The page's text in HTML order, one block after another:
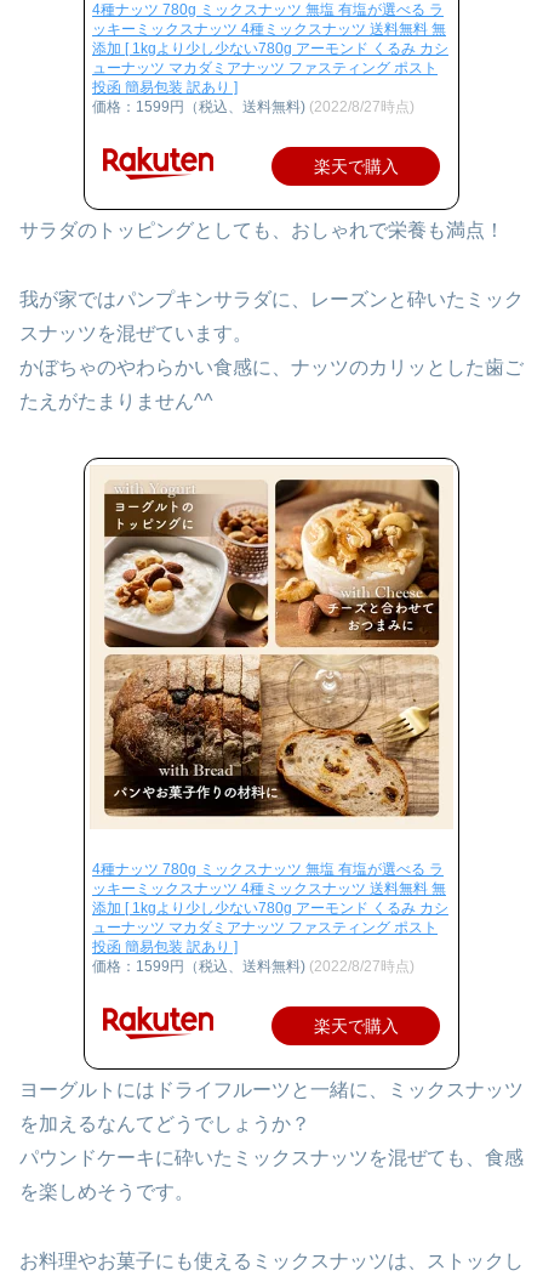
4種ナッツ 780g ミックスナッツ 無塩 有塩が選べる ラ
ッキーミックスナッツ 4種ミックスナッツ 送料無料 無
添加 [ 1kgより少し少ない780g アーモンド くるみ カシ
ューナッツ マカダミアナッツ ファスティング ポスト
投函 簡易包装 訳あり ]
価格：1599円（税込、送料無料) (2022/8/27時点)
楽天で購入
サラダのトッピングとしても、おしゃれで栄養も満点！
我が家ではパンプキンサラダに、レーズンと砕いたミック
スナッツを混ぜています。
かぼちゃのやわらかい食感に、ナッツのカリッとした歯ご
たえがたまりません^^
4種ナッツ 780g ミックスナッツ 無塩 有塩が選べる ラ
ッキーミックスナッツ 4種ミックスナッツ 送料無料 無
添加 [ 1kgより少し少ない780g アーモンド くるみ カシ
ューナッツ マカダミアナッツ ファスティング ポスト
投函 簡易包装 訳あり ]
価格：1599円（税込、送料無料) (2022/8/27時点)
楽天で購入
ヨーグルトにはドライフルーツと一緒に、ミックスナッツ
を加えるなんてどうでしょうか？
パウンドケーキに砕いたミックスナッツを混ぜても、食感
を楽しめそうです。
お料理やお菓子にも使えるミックスナッツは、ストックし